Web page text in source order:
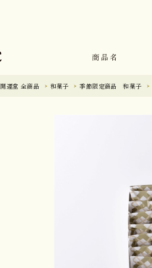
商品名
開運堂 全商品 和菓子 季節限定商品 和菓子